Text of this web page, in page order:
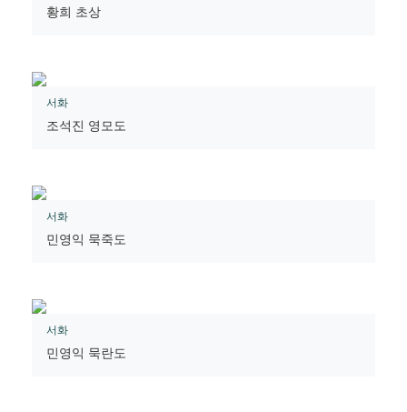
황희 초상
서화
조석진 영모도
서화
민영익 묵죽도
서화
민영익 묵란도